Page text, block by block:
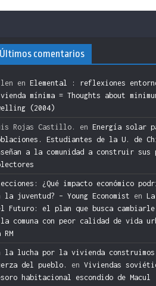
Últimos comentarios
en Elemental : reflexiones
mínima = Thoughts about
(2004)
Rojas Castillo. en Energía solar
Estudiantes de la U. de
a la comunidad a construir sus
¿Qué impacto económico
la juventud? – Young Economist en
Futuro: el plan que busca
comuna con peor calidad de vida
la lucha por la vivienda
del pueblo.
en Viviendas
habitacional escondido de Macul